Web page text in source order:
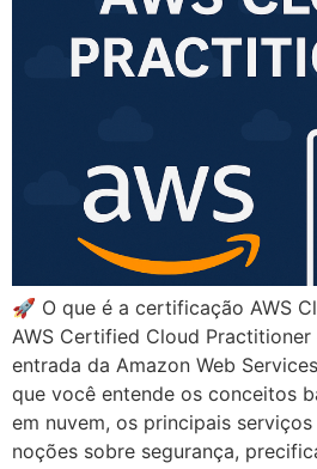
🚀 O que é a certificação AWS
AWS Certified Cloud
entrada da Amazon Web
que você entende os conceitos
em nuvem, os principais serviços
noções sobre segurança,